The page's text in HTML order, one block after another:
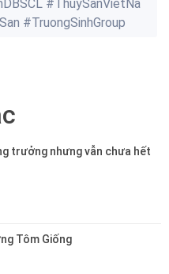
#ThuySanVietNa
#TruongSinhGroup
trưởng nhưng vẫn chưa hết
Tôm Giống